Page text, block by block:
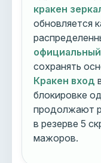
кракен
обновляется
сохранять
Кракен вход
блокировке
продолжают
в резерве 5
мажоров.